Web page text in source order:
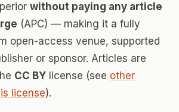
without paying any article
(APC) — making it a fully
open-access venue, supported
or sponsor. Articles are
CC BY license (see other
license).